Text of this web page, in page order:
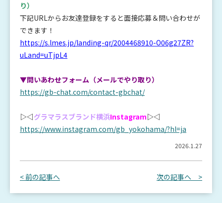
り）
下記URLからお友達登録をすると面接応募＆問い合わせが
できます！
https://s.lmes.jp/landing-qr/2004468910-O06g27ZR?
uLand=uTjpL4
▼問いあわせフォーム（メールでやり取り）
https://gb-chat.com/contact-gbchat/
▷◁グラマラスブランド横浜Instagram▷◁
https://www.instagram.com/gb_yokohama/?hl=ja
2026.1.27
< 前の記事へ 次の記事へ >